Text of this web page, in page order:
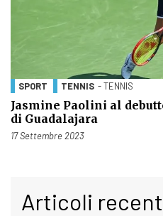
SPORT TENNIS - TENNIS
Jasmine Paolini al
di Guadalajara
Pubblicato il
17 Settembre 2023
Articoli